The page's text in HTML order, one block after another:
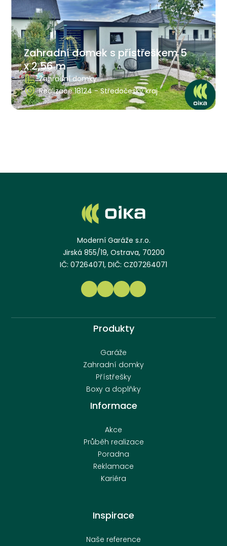
Zahradní domek s přístřeškem 5
x 2,56 m
Zahradní domky
Realizace 18124 - Středočeský kraj
Moderní Garáže s.r.o.
Jirská 855/19, Ostrava, 70200
IČ: 07264071, DIČ: CZ07264071
Produkty
Garáže
Zahradní domky
Přístřešky
Boxy a doplňky
Informace
Akce
Průběh realizace
Poradna
Reklamace
Kariéra
Inspirace
Naše reference